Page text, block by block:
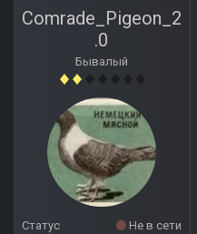
Comrade_Pigeon_2
.0
Бывалый
Статус
Не в сети